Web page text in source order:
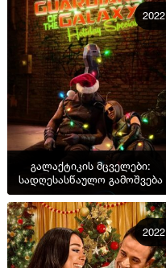
2022
გალაქტიკის მცველები:
სადღესასწაულო გამოშვება
2022